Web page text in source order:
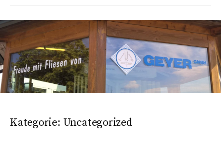
Kategorie: Uncategorized